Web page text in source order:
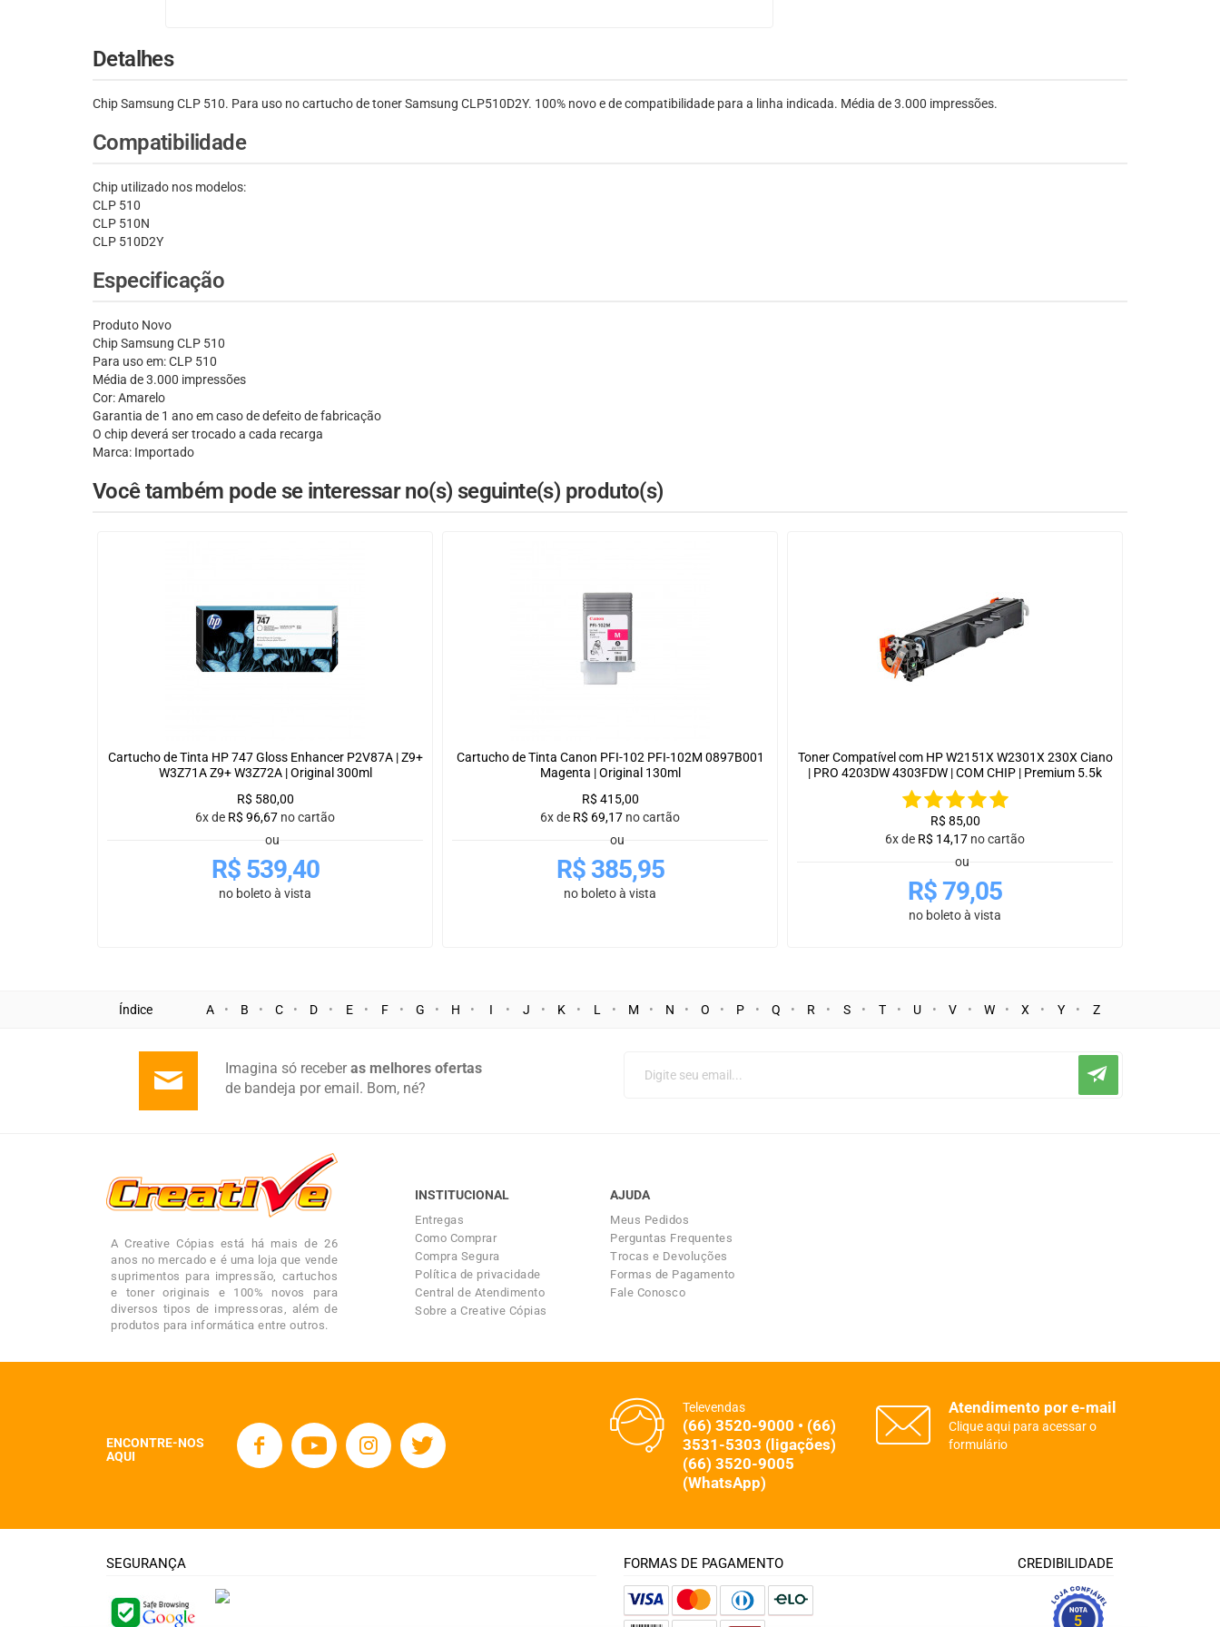
Detalhes
Chip Samsung CLP 510. Para uso no cartucho de toner Samsung CLP510D2Y. 100% novo e de compatibilidade para a linha indicada. Média de 3.000 impressões.
Compatibilidade
Chip utilizado nos modelos:
CLP 510
CLP 510N
CLP 510D2Y
Especificação
Produto Novo
Chip Samsung CLP 510
Para uso em: CLP 510
Média de 3.000 impressões
Cor: Amarelo
Garantia de 1 ano em caso de defeito de fabricação
O chip deverá ser trocado a cada recarga
Marca: Importado
Você também pode se interessar no(s) seguinte(s) produto(s)
Cartucho de Tinta HP 747 Gloss Enhancer P2V87A | Z9+
W3Z71A Z9+ W3Z72A | Original 300ml
R$ 580,00
6x de R$ 96,67 no cartão
ou
R$539,40
no boleto à vista
Cartucho de Tinta Canon PFI-102 PFI-102M 0897B001
Magenta | Original 130ml
R$ 415,00
6x de R$ 69,17 no cartão
ou
R$385,95
no boleto à vista
Toner Compatível com HP W2151X W2301X 230X Ciano
| PRO 4203DW 4303FDW | COM CHIP | Premium 5.5k
R$ 85,00
6x de R$ 14,17 no cartão
ou
R$79,05
no boleto à vista
Índice A B C D E F G H I J K L M N O P Q R S T U V W X Y Z
Imagina só receberas melhores ofertas
de bandeja por email. Bom, né?
A Creative Cópias está há mais de 26
anos no mercado e é uma loja que vende
suprimentos para impressão, cartuchos
e toner originais e 100% novos para
diversos tipos de impressoras, além de
produtos para informática entre outros.
INSTITUCIONAL
Entregas
Como Comprar
Compra Segura
Política de privacidade
Central de Atendimento
Sobre a Creative Cópias
AJUDA
Meus Pedidos
Perguntas Frequentes
Trocas e Devoluções
Formas de Pagamento
Fale Conosco
ENCONTRE-NOS
AQUI
Televendas
(66) 3520-9000 • (66)
3531-5303 (ligações)
(66) 3520-9005
(WhatsApp)
Atendimento por e-mail
Clique aqui para acessar o
formulário
SEGURANÇA FORMAS DE PAGAMENTO CREDIBILIDADE
5